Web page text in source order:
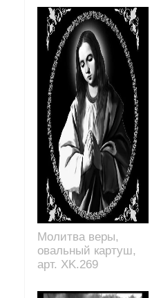
Молитва веры,
овальный картуш,
арт. XK.269